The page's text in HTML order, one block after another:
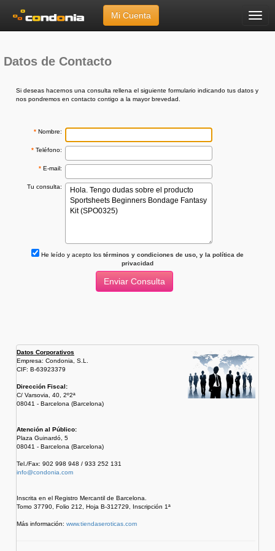
Menú
Mi Cuenta
Envíanos tu Consulta
Datos de Contacto
Si deseas hacernos una consulta rellena el siguiente formulario indicando tus datos y
nos pondremos en contacto contigo a la mayor brevedad.
* Nombre:
* Teléfono:
* E-mail:
Tu consulta:
He leído y acepto los términos y condiciones de uso, y la política de
privacidad
Datos Corporativos
Empresa: Condonia, S.L.
CIF: B-63923379
Dirección Fiscal:
C/ Varsovia, 40, 2º2ª
08041 - Barcelona (Barcelona)
Atención al Público:
Plaza Guinardó, 5
08041 - Barcelona (Barcelona)
Tel./Fax: 902 998 948 / 933 252 131
info@condonia.com
Inscrita en el Registro Mercantil de Barcelona.
Tomo 37790, Folio 212, Hoja B-312729, Inscripción 1ª
Más información: www.tiendaseroticas.com